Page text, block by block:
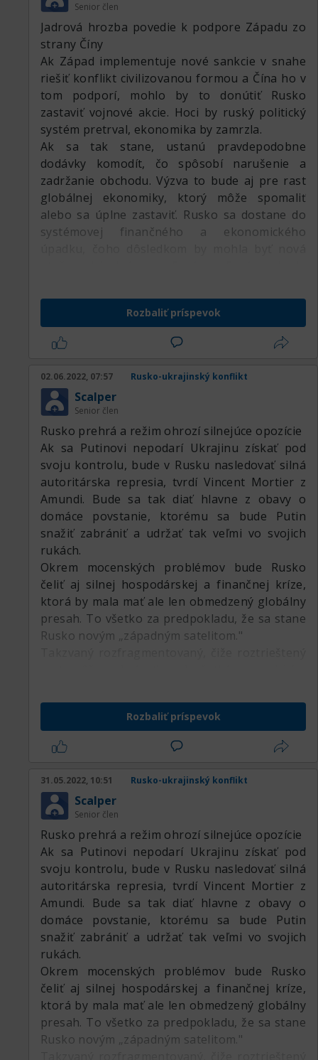
zhodnotiť svoje aktíva, pravdepodobne na
rozvíjajúcich sa trhoch. Populárne budú
bezpečné a predovšetkým likvidné aktíva ako
hotovosť a drahé kovy.
Senior člen
Jadrová hrozba povedie k podpore Západu zo
strany Číny
Ak Západ implementuje nové sankcie v snahe
riešiť konflikt civilizovanou formou a Čína ho v
tom podporí, mohlo by to donútiť Rusko
zastaviť vojnové akcie. Hoci by ruský politický
systém pretrval, ekonomika by zamrzla.
Ak sa tak stane, ustanú pravdepodobne
dodávky komodít, čo spôsobí narušenie a
zadržanie obchodu. Výzva to bude aj pre rast
globálnej ekonomiky, ktorý môže spomaliť
alebo sa úplne zastaviť. Rusko sa dostane do
systémovej finančného a ekonomického
Bude pretrvávať tlak na trh s energiou a
finančné trhy sa kvôli systémovej nestabilite a
nevyspytateľnosti ruských trhov ocitnú v zatiaľ
nepreskúmaných vodách. Investori budú hľadať
im zaistia bezpečie v ich portfóliách. A nový
úspech by mohli zaznamenať aj alternatívne
platidlá ako kryptomeny, ktoré by ťažili z
odpojenia niektorých bánk od systému SWIFT.
Rozbaliť príspevok
02.06.2022, 07:57 Rusko-ukrajinský konflikt
Scalper
Senior člen
Rusko prehrá a režim ohrozí silnejúce opozície
Ak sa Putinovi nepodarí Ukrajinu získať pod
svoju kontrolu, bude v Rusku nasledovať silná
autoritárska represia, tvrdí Vincent Mortier z
Amundi. Bude sa tak diať hlavne z obavy o
domáce povstanie, ktorému sa bude Putin
snažiť zabrániť a udržať tak veľmi vo svojich
rukách.
Okrem mocenských problémov bude Rusko
čeliť aj silnej hospodárskej a finančnej kríze,
ktorá by mala mať ale len obmedzený globálny
presah. To všetko za predpokladu, že sa stane
Rusko novým „západným satelitom."
prípade tých európskych, ale to iba v prípade,
že nedôjde v Európe k hlbokej recesii.
Rozbaliť príspevok
31.05.2022, 10:51 Rusko-ukrajinský konflikt
Scalper
Senior člen
Rusko prehrá a režim ohrozí silnejúce opozície
Ak sa Putinovi nepodarí Ukrajinu získať pod
svoju kontrolu, bude v Rusku nasledovať silná
autoritárska represia, tvrdí Vincent Mortier z
Amundi. Bude sa tak diať hlavne z obavy o
domáce povstanie, ktorému sa bude Putin
snažiť zabrániť a udržať tak veľmi vo svojich
rukách.
Okrem mocenských problémov bude Rusko
čeliť aj silnej hospodárskej a finančnej kríze,
ktorá by mala mať ale len obmedzený globálny
presah. To všetko za predpokladu, že sa stane
Rusko novým „západným satelitom."